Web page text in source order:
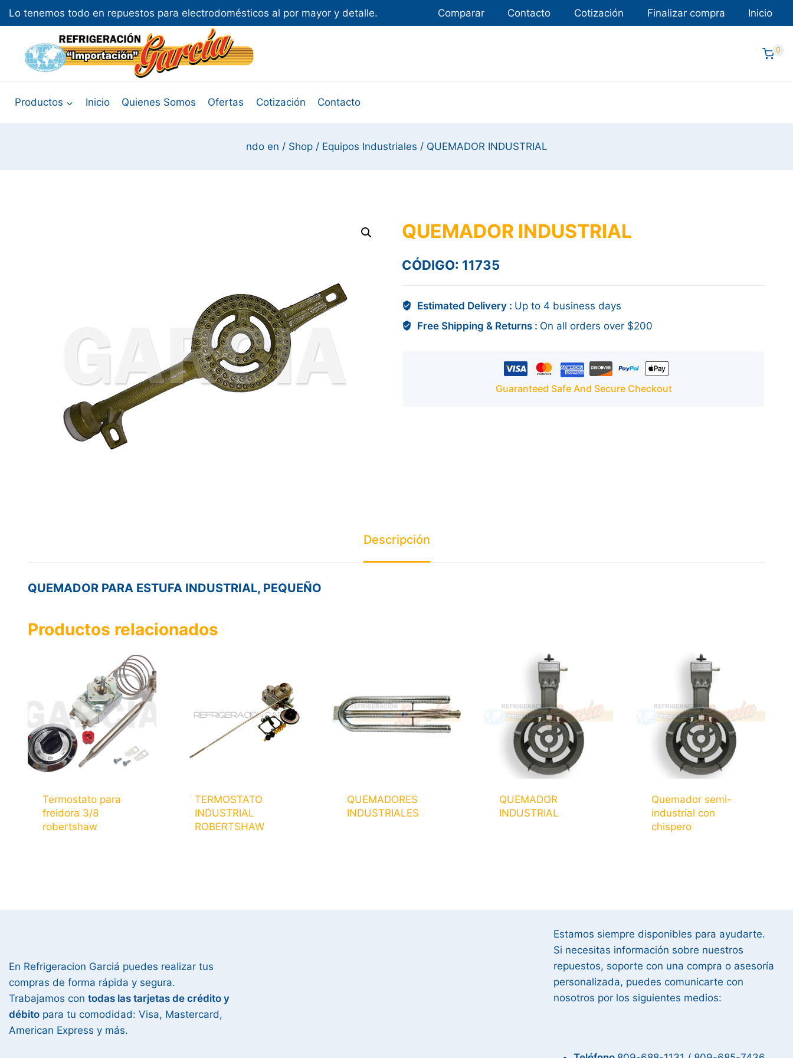
Skip
to
Lo tenemos todo en repuestos para electrodomésticos al por mayor y detalle. Comparar Contacto Cotización Finalizar compra Inicio
0
Productos Inicio Quienes Somos Ofertas Cotización Contacto
ndo en / Shop / Equipos Industriales / QUEMADOR INDUSTRIAL
QUEMADOR INDUSTRIAL
CÓDIGO: 11735
Estimated Delivery : Up to 4 business days
Free Shipping & Returns : On all orders over $200
Guaranteed Safe And Secure Checkout
Descripción
QUEMADOR PARA ESTUFA INDUSTRIAL, PEQUEÑO
Productos relacionados
Termostato para
freidora 3/8
robertshaw
TERMOSTATO
INDUSTRIAL
ROBERTSHAW
QUEMADORES
INDUSTRIALES
QUEMADOR
INDUSTRIAL
Quemador semi-
industrial con
chispero
En Refrigeracion Garciá puedes realizar tus
compras de forma rápida y segura.
Trabajamos con todas las tarjetas de crédito y
débito para tu comodidad: Visa, Mastercard,
American Express y más.
Estamos siempre disponibles para ayudarte.
Si necesitas información sobre nuestros
repuestos, soporte con una compra o asesoría
personalizada, puedes comunicarte con
nosotros por los siguientes medios: